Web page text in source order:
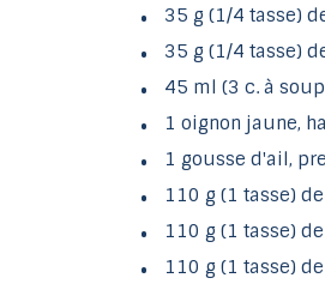
35 g (1/4 tasse)
35 g (1/4 tasse)
45 ml (3 c. à
1 oignon jaune,
1 gousse d'ail,
110 g (1 tasse)
110 g (1 tasse)
110 g (1 tasse)